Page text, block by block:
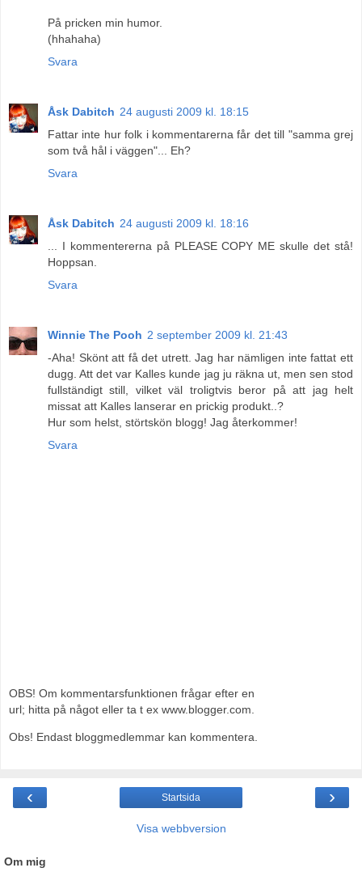
På pricken min humor.
(hhahaha)
Svara
Åsk Dabitch 24 augusti 2009 kl. 18:15
Fattar inte hur folk i kommentarerna får det till "samma grej
som två hål i väggen"... Eh?
Svara
Åsk Dabitch 24 augusti 2009 kl. 18:16
... I kommentererna på PLEASE COPY ME skulle det stå!
Hoppsan.
Svara
Winnie The Pooh 2 september 2009 kl. 21:43
-Aha! Skönt att få det utrett. Jag har nämligen inte fattat ett
dugg. Att det var Kalles kunde jag ju räkna ut, men sen stod
fullständigt still, vilket väl troligtvis beror på att jag helt
missat att Kalles lanserar en prickig produkt..?
Hur som helst, störtskön blogg! Jag återkommer!
Svara
OBS! Om kommentarsfunktionen frågar efter en
url; hitta på något eller ta t ex www.blogger.com.
Obs! Endast bloggmedlemmar kan kommentera.
‹ ›
Startsida
Visa webbversion
Om mig